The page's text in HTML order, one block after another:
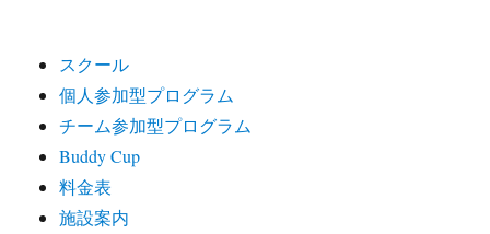
スクール
個人参加型プログラム
チーム参加型プログラム
Buddy Cup
料金表
施設案内